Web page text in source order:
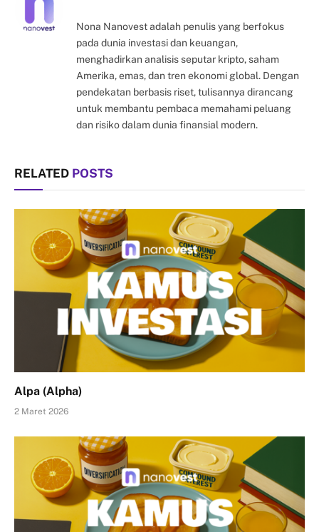
Nona Nanovest adalah penulis yang berfokus
pada dunia investasi dan keuangan,
menghadirkan analisis seputar kripto, saham
Amerika, emas, dan tren ekonomi global. Dengan
pendekatan berbasis riset, tulisannya dirancang
untuk membantu pembaca memahami peluang
dan risiko dalam dunia finansial modern.
RELATED POSTS
Alpa (Alpha)
2 Maret 2026